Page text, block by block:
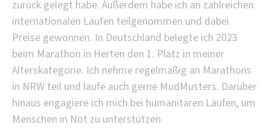
zurück gelegt habe. Außerdem habe ich an zahlreichen
internationalen Läufen teilgenommen und dabei
Preise gewonnen. In Deutschland belegte ich 2023
beim Marathon in Herten den 1. Platz in meiner
Alterskategorie. Ich nehme regelmäßig an Marathons
in NRW teil und laufe auch gerne MudMusters. Darüber
hinaus engagiere ich mich bei humanitären Läufen, um
Menschen in Not zu unterstützen.